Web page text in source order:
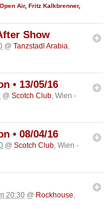
Open Air, Fritz Kalkbrenner,
Show
@ Tanzstadl Arabia,
• 13/05/16
@ Scotch Club, Wien -
• 08/04/16
@ Scotch Club, Wien -
20:30 @ Rockhouse,